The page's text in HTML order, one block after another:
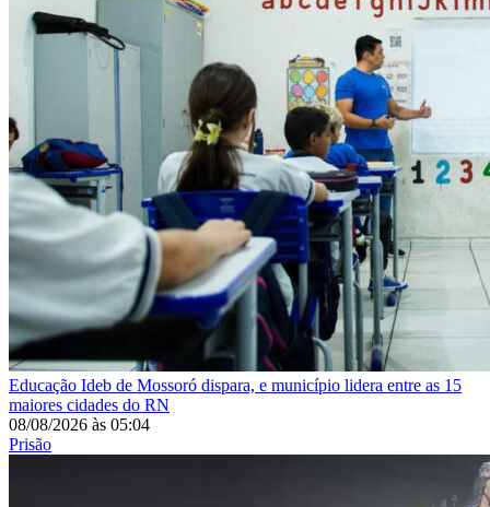
Educação Ideb de Mossoró dispara, e município lidera entre as 15
maiores cidades do RN
08/08/2026 às 05:04
Prisão